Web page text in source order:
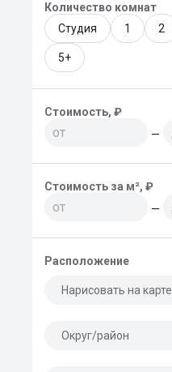
Количество комнат
Студия
1 2
5+
Стоимость, ₽
—
Стоимость за м², ₽
—
Расположение
Нарисовать на карте
Округ/район